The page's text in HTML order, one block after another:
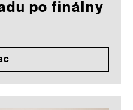
po finálny